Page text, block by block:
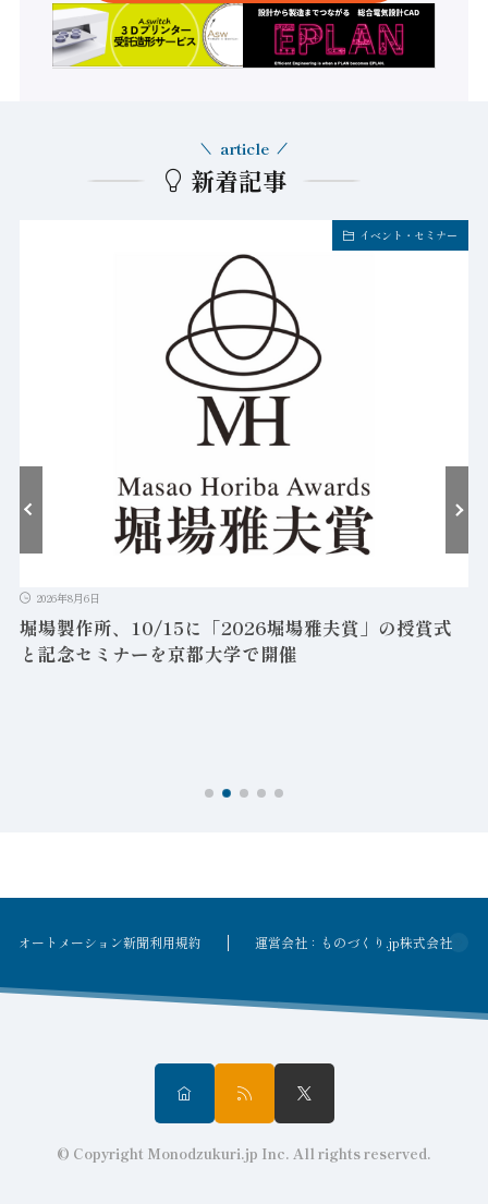
新着記事
article
イベント・セミナー
2026年8月6日
堀場製作所、10/15に「2026堀場雅夫賞」の授賞式
と記念セミナーを京都大学で開催
オートメーション新聞利用規約 運営会社：ものづくり.jp株式会社
© Copyright Monodzukuri.jp Inc. All rights reserved.